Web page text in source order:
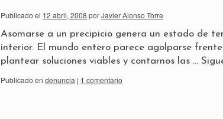
Publicado el 12 abril, 2008 porJavier Alonso Torre
Asomarse a un precipicio genera un estado de
interior. El mundo entero parece agolparse
plantear soluciones viables y contarnos las …
Publicado en denuncia | 1 comentario